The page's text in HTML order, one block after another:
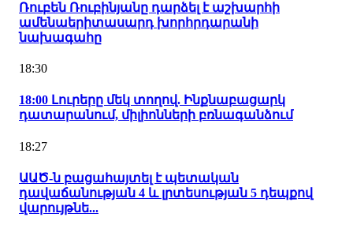
Ռուբեն Ռուբինյանը դարձել է աշխարհի
ամենաերիտասարդ խորհրդարանի
նախագահը
18:30
18:00 Լուրերը մեկ տողով. Ինքնաբացարկ
դատարանում, միլիոնների բռնագանձում
18:27
ԱԱԾ-ն բացահայտել է պետական
դավաճանության 4 և լրտեսության 5 դեպքով
վարույթնե...